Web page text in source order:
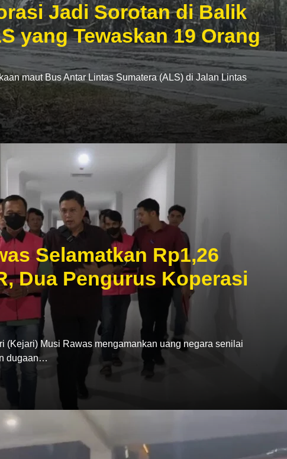
Jadi Sorotan di Balik
yang Tewaskan 19 Orang
maut Bus Antar Lintas Sumatera (ALS) di Jalan Lintas
Selamatkan Rp1,26
Dua Pengurus Koperasi
(Kejari) Musi Rawas mengamankan uang negara senilai
dugaan…